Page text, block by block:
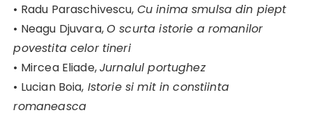
• Radu Paraschivescu, Cu inima smulsa din piept
• Neagu Djuvara,O scurta istorie a romanilor
povestita celor tineri
• Mircea Eliade,Jurnalul portughez
• Lucian Boia, Istorie si mit in constiinta
romaneasca